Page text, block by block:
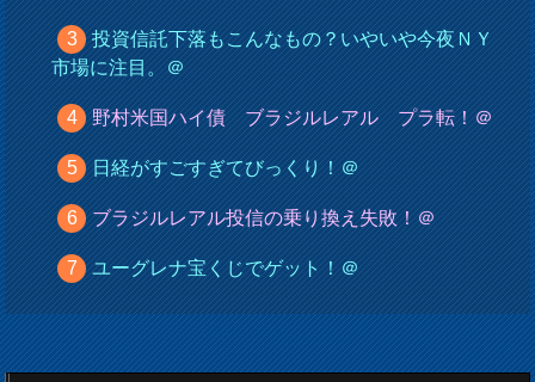
投資信託下落もこんなもの？いやいや今夜ＮＹ
市場に注目。＠
野村米国ハイ債 ブラジルレアル プラ転！＠
日経がすごすぎてびっくり！＠
ブラジルレアル投信の乗り換え失敗！＠
ユーグレナ宝くじでゲット！＠